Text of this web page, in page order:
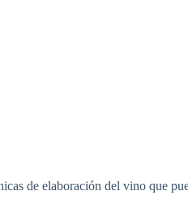
de elaboración del vino que